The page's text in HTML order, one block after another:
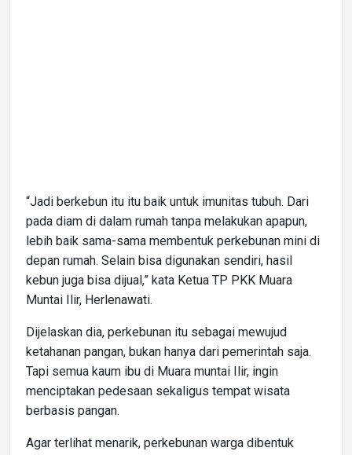
“Jadi berkebun itu itu baik untuk imunitas tubuh. Dari
pada diam di dalam rumah tanpa melakukan apapun,
lebih baik sama-sama membentuk perkebunan mini di
depan rumah. Selain bisa digunakan sendiri, hasil
kebun juga bisa dijual,” kata Ketua TP PKK Muara
Muntai Ilir, Herlenawati.
Dijelaskan dia, perkebunan itu sebagai mewujud
ketahanan pangan, bukan hanya dari pemerintah saja.
Tapi semua kaum ibu di Muara muntai Ilir, ingin
menciptakan pedesaan sekaligus tempat wisata
berbasis pangan.
Agar terlihat menarik, perkebunan warga dibentuk